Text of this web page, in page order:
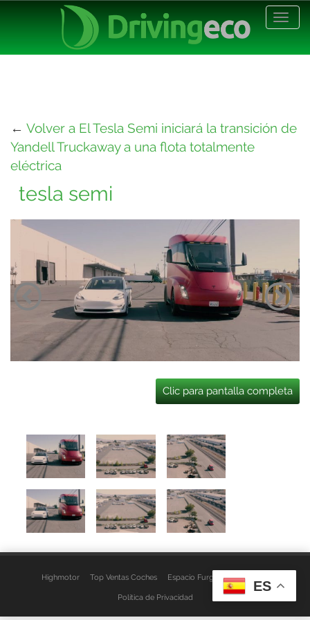
← Volver a El Tesla Semi iniciará la transición de
Yandell Truckaway a una flota totalmente
eléctrica
tesla semi
Clic para pantalla completa
Highmotor Top Ventas Coches Espacio Furgo Aviso Legal
Política de Privacidad
ES